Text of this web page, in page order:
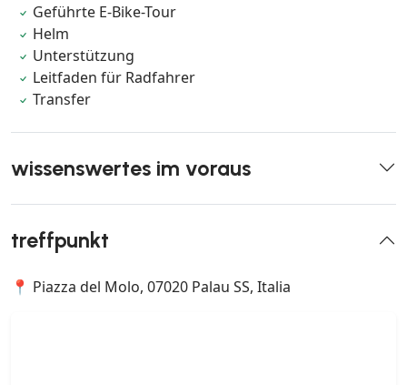
Geführte E-Bike-Tour
Helm
Unterstützung
Leitfaden für Radfahrer
Transfer
wissenswertes im voraus
treffpunkt
📍 Piazza del Molo, 07020 Palau SS, Italia